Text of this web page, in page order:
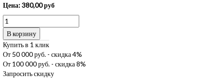
Цена:380,00руб
В корзину
Купить в 1 клик
От 50 000 руб. - скидка 4%
От 100 000 руб. - скидка 8%
Запросить скидку